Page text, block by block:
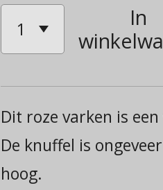
In
Dit roze varken is
De knuffel is
hoog.